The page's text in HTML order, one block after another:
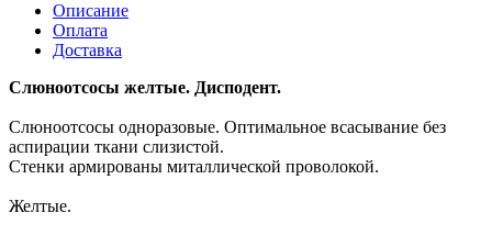
Описание
Оплата
Доставка
Слюноотсосы желтые. Дисподент.
Слюноотсосы одноразовые. Оптимальное всасывание без
аспирации ткани слизистой.
Стенки армированы миталлической проволокой.
Желтые.